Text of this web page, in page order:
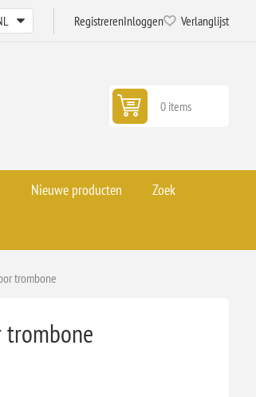
RegistrerenInloggen Verlanglijst
0 items
Nieuwe producten Zoek
trombone
trombone